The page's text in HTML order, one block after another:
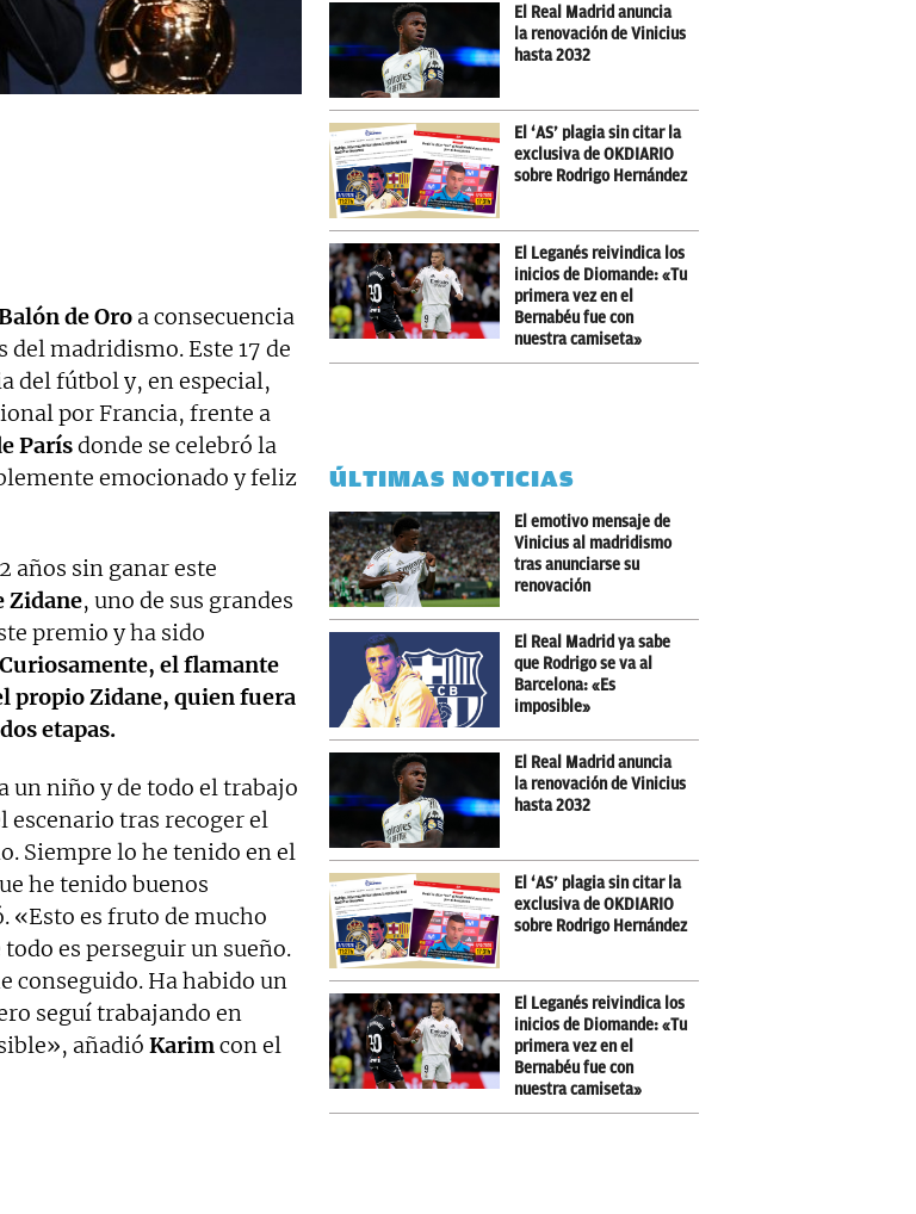
de Oro a consecuencia
madridismo. Este 17 de
del fútbol y, en especial,
por Francia, frente a
Parísdonde se celebró la
emocionado y feliz
años sin ganar este
Zidane, uno de sus grandes
premio y ha sido
Curiosamente, el flamante
propio Zidane, quien fuera
etapas.
un niño y de todo el trabajo
escenario tras recoger el
Siempre lo he tenido en el
he tenido buenos
«Esto es fruto de mucho
es perseguir un sueño.
conseguido. Ha habido un
seguí trabajando en
añadió Karimcon el
El Real Madrid anuncia
la renovación de Vinicius
hasta 2032
El ‘AS’ plagia sin citar la
exclusiva de OKDIARIO
sobre Rodrigo Hernández
El Leganés reivindica los
inicios de Diomande: «Tu
primera vez en el
Bernabéu fue con
nuestra camiseta»
ÚLTIMAS NOTICIAS
El emotivo mensaje de
Vinicius al madridismo
tras anunciarse su
renovación
El Real Madrid ya sabe
que Rodrigo se va al
Barcelona: «Es
imposible»
El Real Madrid anuncia
la renovación de Vinicius
hasta 2032
El ‘AS’ plagia sin citar la
exclusiva de OKDIARIO
sobre Rodrigo Hernández
El Leganés reivindica los
inicios de Diomande: «Tu
primera vez en el
Bernabéu fue con
nuestra camiseta»